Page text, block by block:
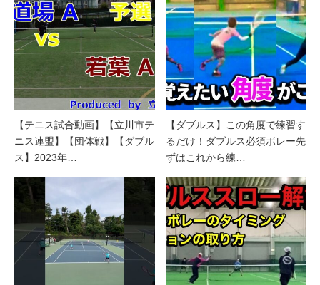
【テニス試合動画】【立川市テ
ニス連盟】【団体戦】【ダブル
ス】2023年…
【ダブルス】この角度で練習す
るだけ！ダブルス必須ボレー先
ずはこれから練…